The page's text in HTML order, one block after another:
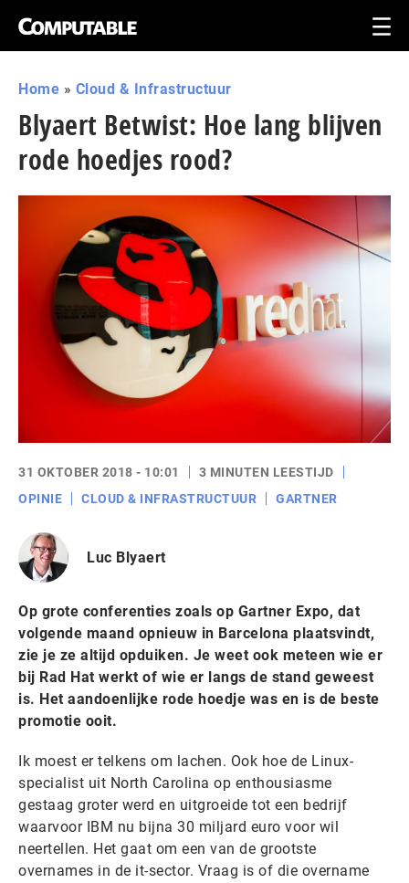
Home » Cloud & Infrastructuur
Blyaert Betwist: Hoe lang blijven
rode hoedjes rood?
31 OKTOBER 2018 - 10:01
3 MINUTEN LEESTIJD
OPINIE
CLOUD & INFRASTRUCTUUR GARTNER
Luc Blyaert
Op grote conferenties zoals op Gartner Expo, dat
volgende maand opnieuw in Barcelona plaatsvindt,
zie je ze altijd opduiken. Je weet ook meteen wie er
bij Rad Hat werkt of wie er langs de stand geweest
is. Het aandoenlijke rode hoedje was en is de beste
promotie ooit.
Ik moest er telkens om lachen. Ook hoe de Linux-
specialist uit North Carolina op enthousiasme
gestaag groter werd en uitgroeide tot een bedrijf
waarvoor IBM nu bijna 30 miljard euro voor wil
neertellen. Het gaat om een van de grootste
overnames in de it-sector. Vraag is of die overname